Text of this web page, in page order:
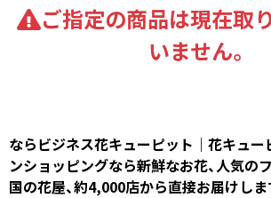
ご指定の商品は現在取
いません。
ならビジネス花キューピット｜花キュー
ンショッピングなら新鮮なお花、人気の
国の花屋、約4,000店から直接お届けしま